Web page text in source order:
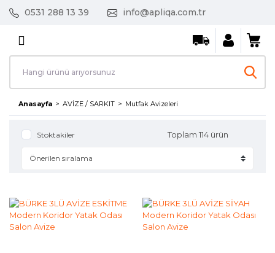
0531 288 13 39 info@apliqa.com.tr
Anasayfa AVİZE / SARKIT Mutfak Avizeleri
Stoktakiler Toplam 114 ürün
Geri Dön
Led Avizeler
Salon Avizeleri
Tekli Sarkıt